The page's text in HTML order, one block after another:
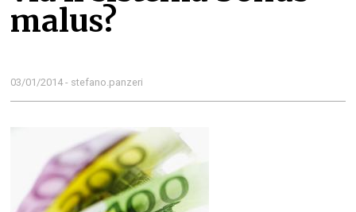
malus?
03/01/2014 - stefano.panzeri